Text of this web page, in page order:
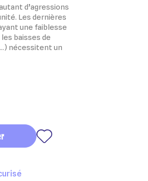
d’agressions
Les dernières
une faiblesse
baisses de
nécessitent un